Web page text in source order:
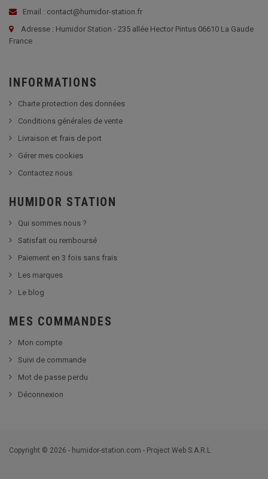
Email : contact@humidor-station.fr
Adresse : Humidor Station - 235 allée Hector Pintus 06610 La Gaude
France
INFORMATIONS
Charte protection des données
Conditions générales de vente
Livraison et frais de port
Gérer mes cookies
Contactez nous
HUMIDOR STATION
Qui sommes nous ?
Satisfait ou remboursé
Paiement en 3 fois sans frais
Les marques
Le blog
MES COMMANDES
Mon compte
Suivi de commande
Mot de passe perdu
Déconnexion
Copyright © 2026 - humidor-station.com - Project Web S.A.R.L